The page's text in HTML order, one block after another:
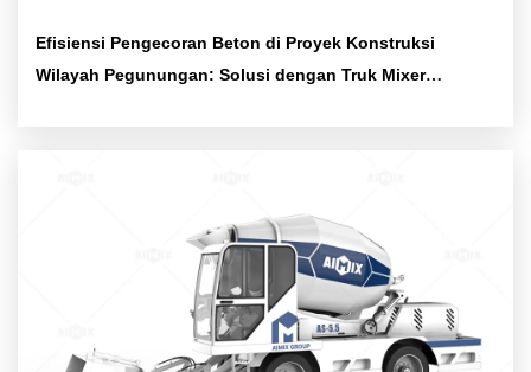
Efisiensi Pengecoran Beton di Proyek Konstruksi
Wilayah Pegunungan: Solusi dengan Truk Mixer